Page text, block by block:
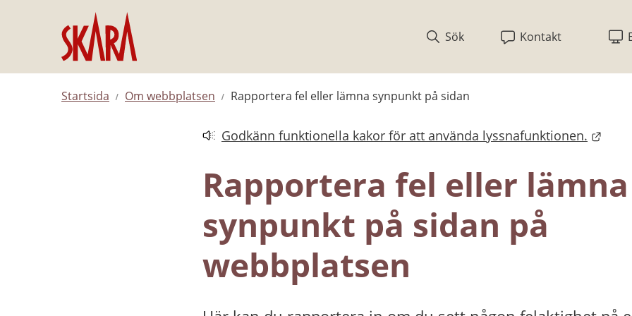
Hoppa till innehåll
Sök
Kontakt
Startsida Om webbplatsen Rapportera fel eller lämna synpunkt på sidan
Godkänn funktionella kakor för att använda lyssnafunktionen.
Länk till annan webbplats.
Rapportera fel eller lämna
synpunkt på sidan på
webbplatsen